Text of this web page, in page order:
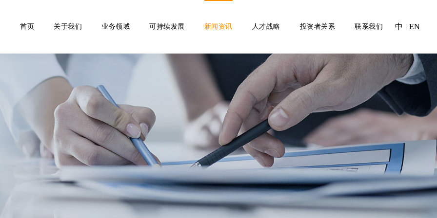
首页 关于我们 业务领域 可持续发展 新闻资讯 人才战略 投资者关系 联系我们 中 EN